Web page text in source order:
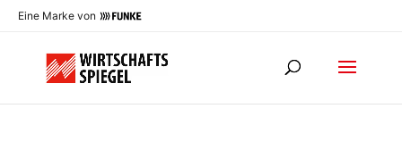
Eine Marke von